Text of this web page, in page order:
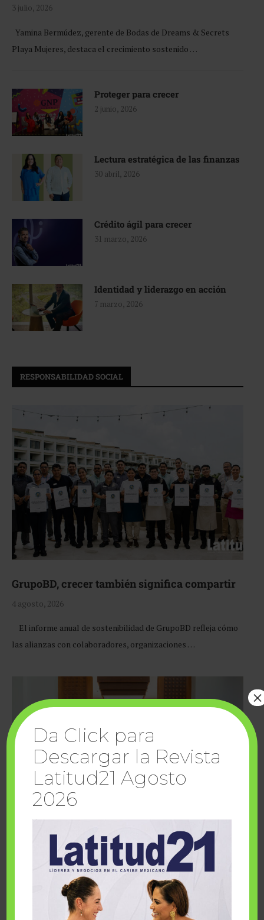
3 julio, 2026
Yamina Bermúdez, gerente de Bodas de Dreams & Secrets
Playa Mujeres, destaca el crecimiento sostenido …
Proteger para crecer
2 junio, 2026
Lectura estratégica de las finanzas
30 abril, 2026
Crédito ágil para crecer
31 marzo, 2026
Identidad y liderazgo en acción
7 marzo, 2026
RESPONSABILIDAD SOCIAL
GrupoBD, crecer también significa compartir
4 agosto, 2026
El informe anual de sostenibilidad de GrupoBD refleja cómo
las alianzas con colaboradores, organizaciones …
Cuando la solidaridad inspira; cumplen
sueños Fairmont Mayakoba y Make-A-Wish
Da Click para
Descargar la Revista
Latitud21 Agosto
2026
×